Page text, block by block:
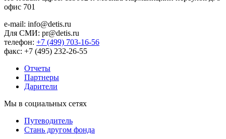
офис 701
e-mail: info@detis.ru
Для СМИ: pr@detis.ru
телефон: +7 (499) 703-16-56
факс: +7 (495) 232-26-55
Отчеты
Партнеры
Дарители
Мы в социальных сетях
Путеводитель
Cтань другом фонда